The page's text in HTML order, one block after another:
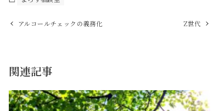
アルコールチェックの義務化 Z世代
関連記事